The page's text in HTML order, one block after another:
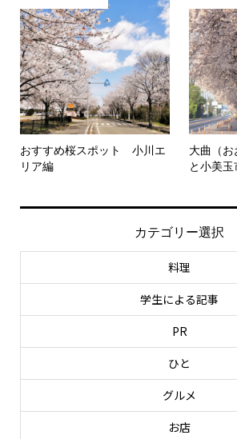
おすすめ桜スポット 小川エ
リア編
大曲（
と小美
カテゴリー選択
料理
学生による記事
PR
ひと
グルメ
お店